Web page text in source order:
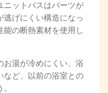
ニットバスはパーツが
逃げにくい構造になっ
能の断熱素材を使用し
お湯が冷めにくい、浴
など、以前の浴室との